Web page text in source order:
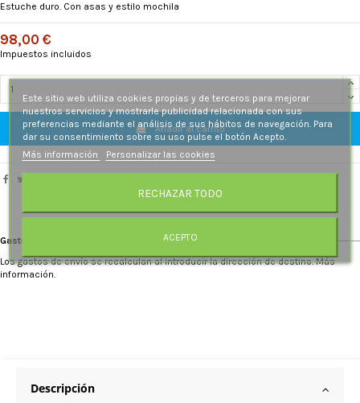
Estuche duro. Con asas y estilo mochila
98,00 €
Impuestos incluidos
Añadir al carrito
Gastos de envío
Los gastos de envío se recalculan al introducir la dirección de destino. Más
información.
Descripción
Este sitio web utiliza cookies propias y de terceros para mejorar
nuestros servicios y mostrarle publicidad relacionada con sus
preferencias mediante el análisis de sus hábitos de navegación. Para
dar su consentimiento sobre su uso pulse el botón Acepto.
Más información
Personalizar las cookies
RECHAZAR TODO
ACEPTO